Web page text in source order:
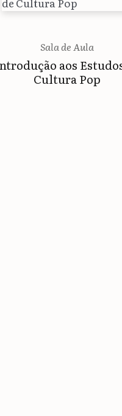
Sala de Aula
aos
Cultura Pop